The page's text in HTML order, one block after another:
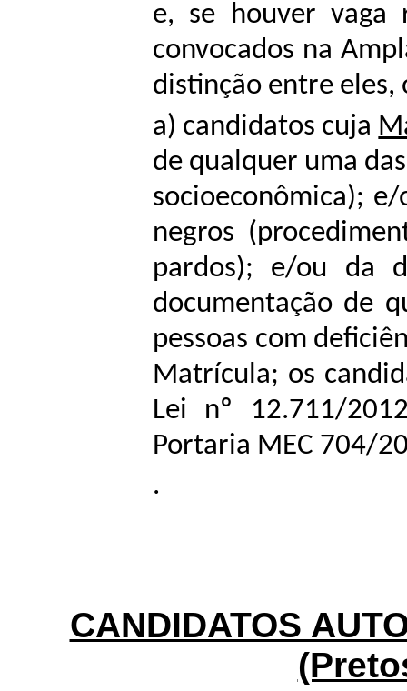
e, se houver vaga
convocados na
distinção entre eles,
a) candidatos cuja
de qualquer uma
socioeconômica);
negros
pardos); e/ou da
documentação de
pessoas com
Matrícula; os
Lei nº 12.711/
Portaria MEC 704/
.
CANDIDATOS